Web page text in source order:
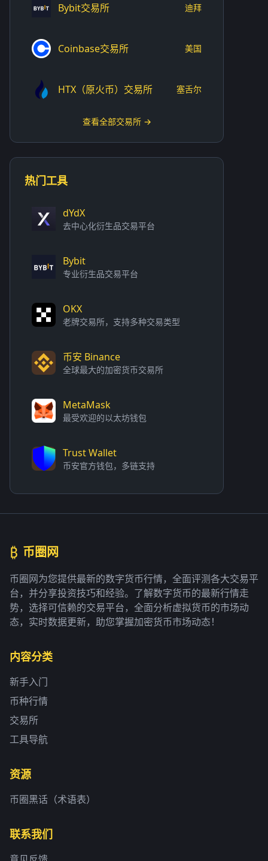
Bybit交易所 迪拜
Coinbase交易所 美国
HTX（原火币）交易所 塞舌尔
查看全部交易所 →
热门工具
dYdX
去中心化衍生品交易平台
Bybit
专业衍生品交易平台
OKX
老牌交易所，支持多种交易类型
币安 Binance
全球最大的加密货币交易所
MetaMask
最受欢迎的以太坊钱包
Trust Wallet
币安官方钱包，多链支持
₿ 币圈网
币圈网为您提供最新的数字货币行情，全面评测各大交易平
台，并分享投资技巧和经验。了解数字货币的最新行情走
势，选择可信赖的交易平台，全面分析虚拟货币的市场动
态，实时数据更新，助您掌握加密货币市场动态！
内容分类
新手入门
币种行情
交易所
工具导航
资源
币圈黑话（术语表）
联系我们